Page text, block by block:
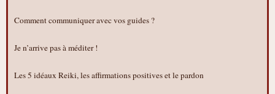
Comment communiquer avec vos guides ?
Je n’arrive pas à méditer !
Les 5 idéaux Reiki, les affirmations positives et le pardon